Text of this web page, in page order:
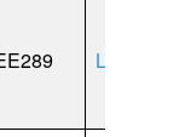
Lattes